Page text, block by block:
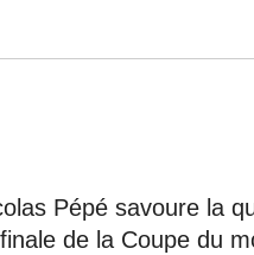
Pépé savoure la
de la Coupe du